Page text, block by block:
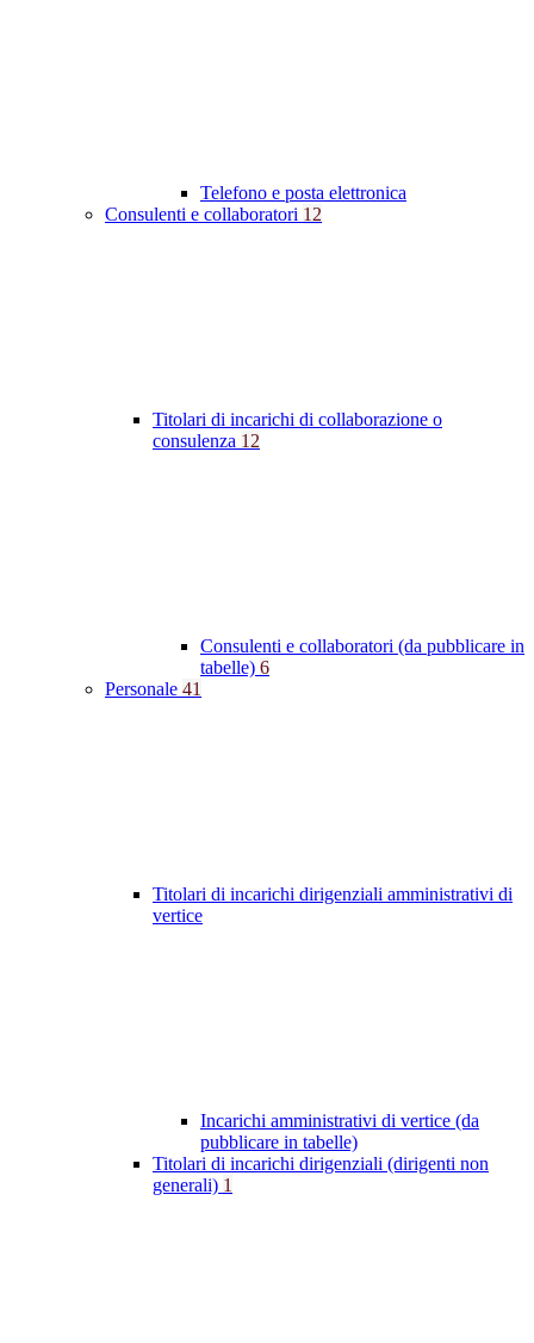
Telefono e posta elettronica
Consulenti e collaboratori 12
Titolari di incarichi di collaborazione o
consulenza 12
Consulenti e collaboratori (da pubblicare in
tabelle) 6
Personale 41
Titolari di incarichi dirigenziali amministrativi di
vertice
Incarichi amministrativi di vertice (da
pubblicare in tabelle)
Titolari di incarichi dirigenziali (dirigenti non
generali) 1